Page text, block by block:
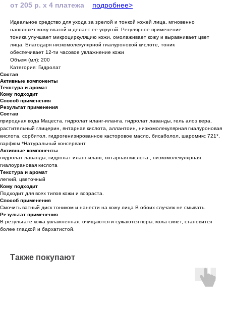
от 205 р. х 4 платежа подробнее>
Идеальное средство для ухода за зрелой и тонкой кожей лица, мгновенно
наполняет кожу влагой и делает ее упругой. Регулярное применение
тоника улучшает микроциркуляцию кожи, омолаживает кожу и выравнивает цвет
лица. Благодаря низкомолекулярной гиалуроновой кислоте, тоник
обеспечивает 12-ти часовое увлажнение кожи
Объем (мл): 200
Категория: Гидролат
Состав
Активные компоненты
Текстура и аромат
Кому подходит
Способ применения
Результат применения
Состав
природная вода Мацеста, гидролат иланг-иланга, гидролат лаванды, гель алоэ вера,
растительный глицерин, янтарная кислота, аллантоин, низкомолекулярная гиалуроновая
кислота, сорбитол, гидрогенизированное касторовое масло, бисаболол, шаромикс 721*,
парфюм *Натуральный консервант
Активные компоненты
гидролат лаванды, гидролат иланг-иланг, янтарная кислота , низкомолекулярная
гиалоурановая кислота
Текстура и аромат
легкий, цветочный
Кому подходит
Подходит для всех типов кожи и возраста.
Способ применения
Смочить ватный диск тоником и нанести на кожу лица В обоих случаях не смывать.
Результат применения
В результате кожа увлажненная, очищаются и сужаются поры, кожа сияет, становится
более гладкой и бархатистой.
Также покупают